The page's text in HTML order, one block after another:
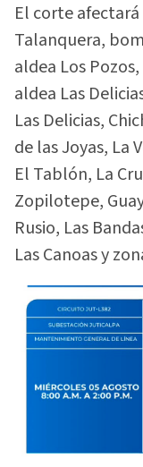
El corte
Talanquera,
aldea Los
aldea Las
Las Delicias,
de las Joyas, La
El Tablón, La
Zopilotepe,
Rusio, Las
Las Canoas y